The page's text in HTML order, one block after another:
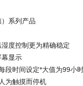
系列产品
度控制更为精确稳定
显示
段时间设定*大值为99小
为触摸而停机